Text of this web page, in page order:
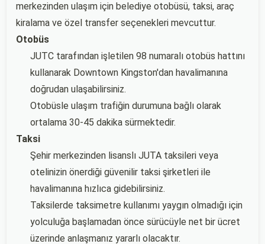
merkezinden ulaşım için belediye otobüsü, taksi, araç
kiralama ve özel transfer seçenekleri mevcuttur.
Otobüs
JUTC tarafından işletilen 98 numaralı otobüs hattını
kullanarak Downtown Kingston'dan havalimanına
doğrudan ulaşabilirsiniz.
Otobüsle ulaşım trafiğin durumuna bağlı olarak
ortalama 30-45 dakika sürmektedir.
Taksi
Şehir merkezinden lisanslı JUTA taksileri veya
otelinizin önerdiği güvenilir taksi şirketleri ile
havalimanına hızlıca gidebilirsiniz.
Taksilerde taksimetre kullanımı yaygın olmadığı için
yolculuğa başlamadan önce sürücüyle net bir ücret
üzerinde anlaşmanız yararlı olacaktır.